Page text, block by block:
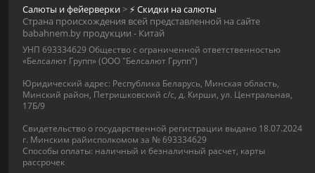
Салюты и фейерверки> ⚡️ Скидки на салюты
Страна происхождения всей представленной на сайте
babahnem.by продукции - Китай
УНП 693334629 Общество с ограниченной ответственностью
«Белсалют Групп» (ООО "Белсалют Групп")
Юридический адрес: Республика Беларусь, Минская область,
Минский район, Петришковский с/с, д. Кирши, ул. Центральная,
17Б/9
Свидетельство о государственной регистрации выдано 18.07.2024
г. Минским райисполкомом за № 693334629
Способы оплаты: наличный и безналичный расчет, карты
рассрочек